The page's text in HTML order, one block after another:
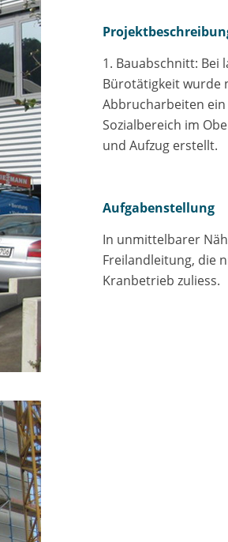
1. Bauabschnitt:
Bürotätigkeit wurde
Abbrucharbeiten
Sozialbereich im
und Aufzug erstellt.
Aufgabenstellung
In unmittelbarer
Freilandleitung, die
Kranbetrieb zuliess.